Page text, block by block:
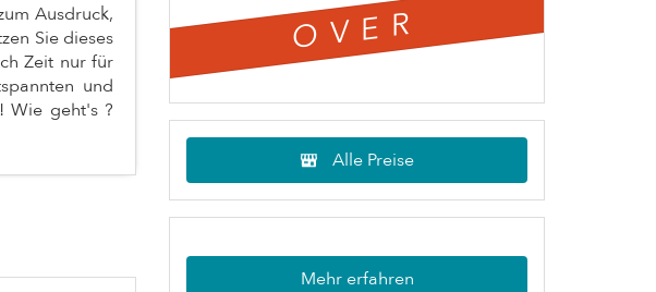
Ausdruck,
Sie dieses
Zeit nur für
und
Wie geht's ?
OVER
Alle Preise
Mehr erfahren